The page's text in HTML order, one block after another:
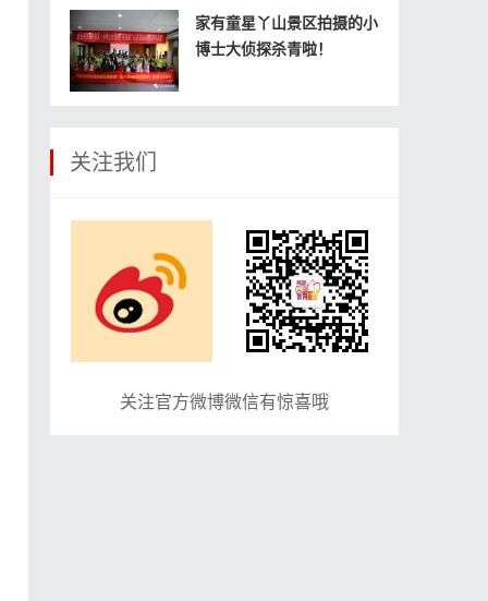
家有童星丫山景区拍摄的小
博士大侦探杀青啦！
关注我们
关注官方微博微信有惊喜哦